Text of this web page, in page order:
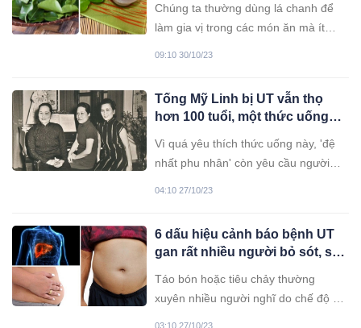
Chúng ta thường dùng lá chanh để
làm gia vị trong các món ăn mà ít
09:10 30/10/23
Tống Mỹ Linh bị UT vẫn thọ
hơn 100 tuổi, một thức uống
rẻ
Vì quá yêu thích thức uống này, 'đệ
nhất phu nhân' còn yêu cầu người
04:10 27/10/23
6 dấu hiệu cảnh báo bệnh UT
gan rất nhiều người bỏ sót, sợ
thường
Táo bón hoặc tiêu chảy thường
xuyên nhiều người nghĩ do chế độ ăn
03:10 27/10/23